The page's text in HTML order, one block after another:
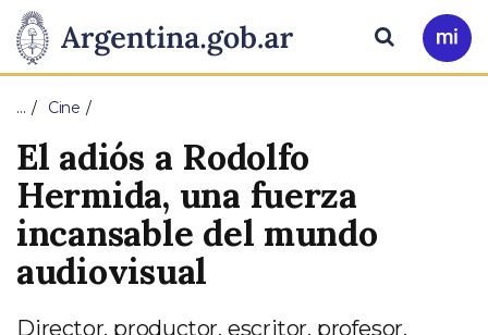
Presidencia
de
la
Nación
Pasar al contenido principal
Ir
a
Buscar
… Cine
El adiós a Rodolfo
Hermida, una fuerza
incansable del mundo
audiovisual
Director, productor, escritor, profesor,